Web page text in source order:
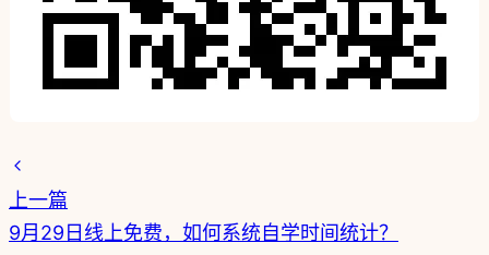
上一篇
9月29日线上免费，如何系统自学时间统计？